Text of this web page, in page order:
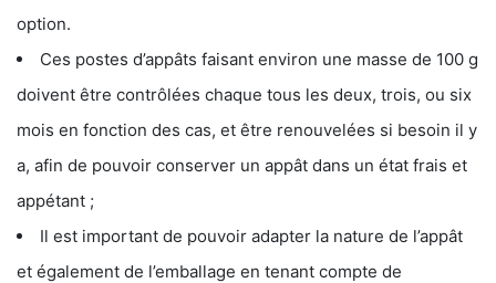
option.
Ces postes d’appâts faisant environ une masse de 100 g
doivent être contrôlées chaque tous les deux, trois, ou six
mois en fonction des cas, et être renouvelées si besoin il y
a, afin de pouvoir conserver un appât dans un état frais et
appétant ;
Il est important de pouvoir adapter la nature de l’appât
et également de l’emballage en tenant compte de